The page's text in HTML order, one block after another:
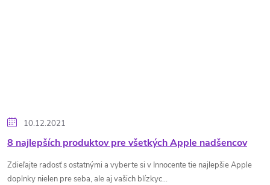
10.12.2021
8 najlepších produktov pre všetkých Apple nadšencov
Zdieľajte radosť s ostatnými a vyberte si v Innocente tie najlepšie Apple
doplnky nielen pre seba, ale aj vašich blízkyc...